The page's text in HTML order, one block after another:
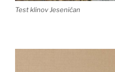
Test klinov Jeseničan